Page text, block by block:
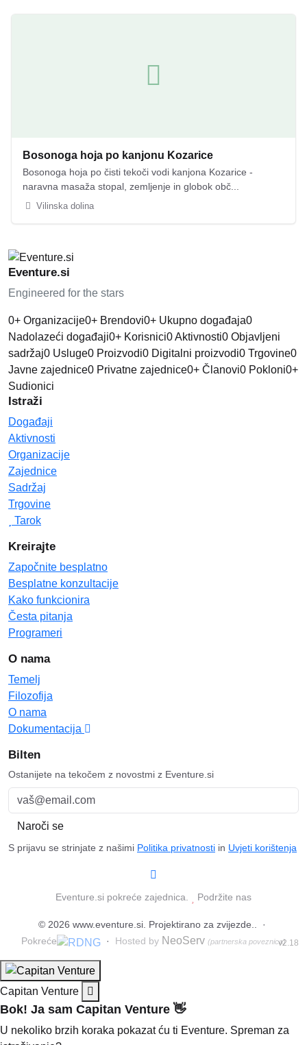
Bosonoga hoja po kanjonu Kozarice
Bosonoga hoja po čisti tekoči vodi kanjona Kozarice -
naravna masaža stopal, zemljenje in globok obč...
Vilinska dolina
Eventure.si
Engineered for the stars
0+ Organizacije0+ Brendovi0+ Ukupno događaja0
Nadolazeći događaji0+ Korisnici0Aktivnosti0 Objavljeni
sadržaj0 Usluge0 Proizvodi0 Digitalni proizvodi0 Trgovine0
Javne zajednice0 Privatne zajednice0+ Članovi0 Pokloni0+
Sudionici
Istraži
Događaji
Aktivnosti
Organizacije
Zajednice
Sadržaj
Trgovine
Tarok
Kreirajte
Započnite besplatno
Besplatne konzultacije
Kako funkcionira
Česta pitanja
Programeri
O nama
Temelj
Filozofija
O nama
Dokumentacija
Bilten
Ostanijete na tekočem z novostmi z Eventure.si
Naroči se
S prijavu se strinjate z našimi Politika privatnosti in Uvjeti korištenja
Eventure.si pokreće zajednica. Podržite nas
© 2026 www.eventure.si. Projektirano za zvijezde..
·
Pokreće
· Hosted by NeoServ (partnerska poveznica)v2.18
Capitan Venture
Bok! Ja sam Capitan Venture 👋
U nekoliko brzih koraka pokazat ću ti Eventure. Spreman za